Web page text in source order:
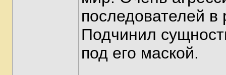
последователей в
Подчинил
под его маской.